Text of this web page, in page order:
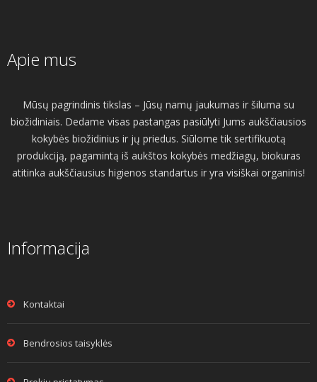
Apie mus
Mūsų pagrindinis tikslas – Jūsų namų jaukumas ir šiluma su
biožidiniais. Dedame visas pastangas pasiūlyti Jums aukščiausios
kokybės biožidinius ir jų priedus. Siūlome tik sertifikuotą
produkciją, pagamintą iš aukštos kokybės medžiagų, biokuras
atitinka aukščiausius higienos standartus ir yra visiškai organinis!
Informacija
Kontaktai
Bendrosios taisyklės